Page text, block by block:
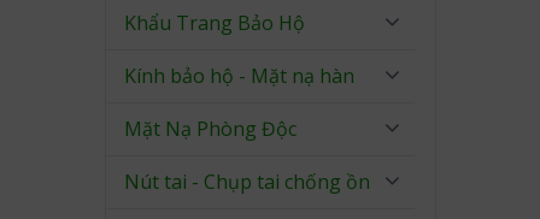
Khẩu Trang Bảo Hộ
Kính bảo hộ - Mặt nạ hàn
Mặt Nạ Phòng Độc
Nút tai - Chụp tai chống ồn